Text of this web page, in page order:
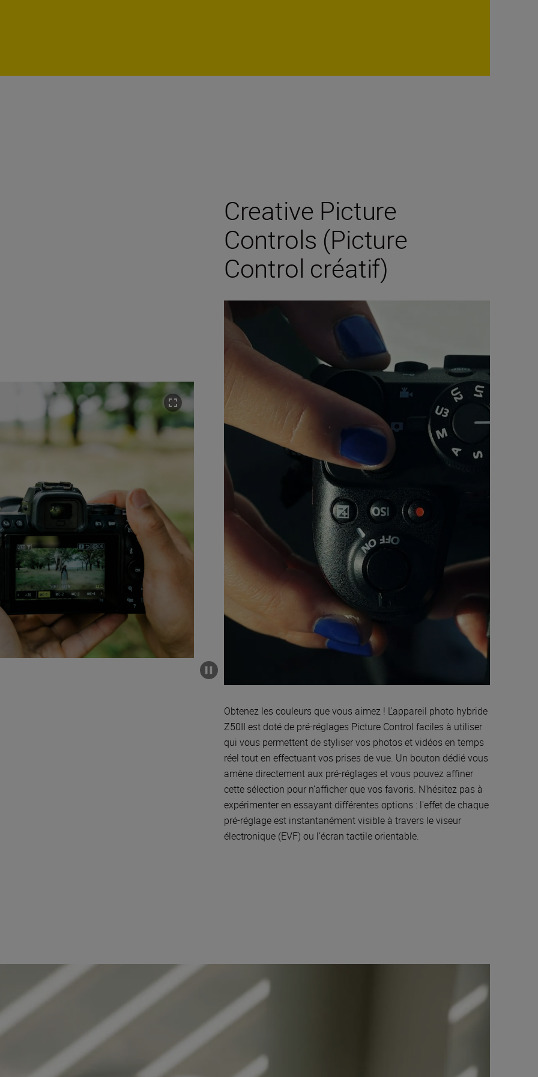
Creative Picture
Controls (Picture
Control créatif)
Obtenez les couleurs que vous aimez ! L'appareil photo hybride
Z50II est doté de pré-réglages Picture Control faciles à utiliser
qui vous permettent de styliser vos photos et vidéos en temps
réel tout en effectuant vos prises de vue. Un bouton dédié vous
amène directement aux pré-réglages et vous pouvez affiner
cette sélection pour n’afficher que vos favoris. N'hésitez pas à
expérimenter en essayant différentes options : l'effet de chaque
pré-réglage est instantanément visible à travers le viseur
électronique (EVF) ou l’écran tactile orientable.